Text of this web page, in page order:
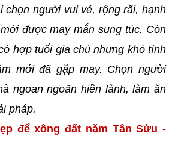
chọn người vui vẻ, rộng rãi, hạnh
được may mắn sung túc. Còn
hợp tuổi gia chủ nhưng khó tính
mới đã gặp may. Chọn người
ngoan ngoãn hiền lành, làm ăn
pháp.
để xông đất năm Tân Sửu -